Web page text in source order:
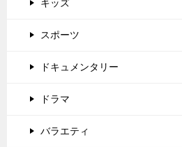
キッズ
スポーツ
ドキュメンタリー
ドラマ
バラエティ